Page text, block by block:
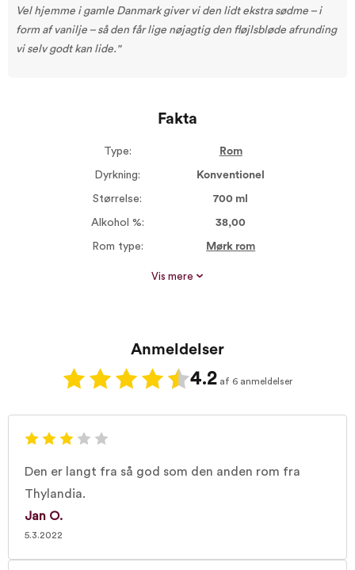
Vel hjemme i gamle Danmark giver vi den lidt ekstra sødme – i
form af vanilje – så den får lige nøjagtig den fløjlsbløde afrunding
vi selv godt kan lide."
Fakta
Type: Rom
Dyrkning: Konventionel
Størrelse: 700 ml
Alkohol %: 38,00
Rom type: Mørk rom
Vis mere
Anmeldelser
4.2 af 6 anmeldelser
Den er langt fra så god som den anden rom fra
Thylandia.
Jan O.
5.3.2022